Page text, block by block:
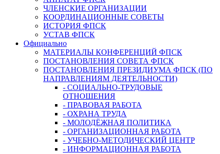
ЧЛЕНСКИЕ ОРГАНИЗАЦИИ
КООРДИНАЦИОННЫЕ СОВЕТЫ
ИСТОРИЯ ФПСК
УСТАВ ФПСК
Официально
МАТЕРИАЛЫ КОНФЕРЕНЦИЙ ФПСК
ПОСТАНОВЛЕНИЯ СОВЕТА ФПСК
ПОСТАНОВЛЕНИЯ ПРЕЗИДИУМА ФПСК (ПО
НАПРАВЛЕНИЯМ ДЕЯТЕЛЬНОСТИ)
- СОЦИАЛЬНО-ТРУДОВЫЕ
ОТНОШЕНИЯ
- ПРАВОВАЯ РАБОТА
- ОХРАНА ТРУДА
- МОЛОДЁЖНАЯ ПОЛИТИКА
- ОРГАНИЗАЦИОННАЯ РАБОТА
- УЧЕБНО-МЕТОДИЧЕСКИЙ ЦЕНТР
- ИНФОРМАЦИОННАЯ РАБОТА